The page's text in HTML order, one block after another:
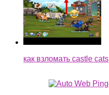
как взломать castle cats